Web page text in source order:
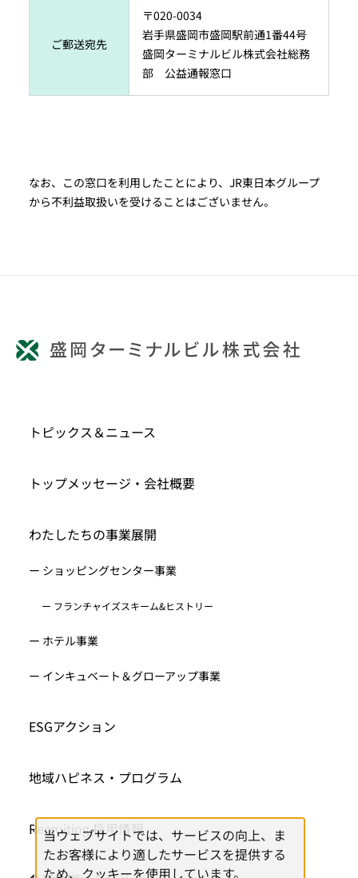
ご郵送宛先
〒020-0034
岩手県盛岡市盛岡駅前通1番44号
盛岡ターミナルビル株式会社総務
部 公益通報窓口
なお、この窓口を利用したことにより、JR東日本グループ
から不利益取扱いを受けることはございません。
トピックス＆ニュース
トップメッセージ・会社概要
わたしたちの事業展開
ー ショッピングセンター事業
ー フランチャイズスキーム&ヒストリー
ー ホテル事業
ー インキュベート＆グローアップ事業
ESGアクション
地域ハピネス・プログラム
Recruiting 採用情報
当ウェブサイトでは、サービスの向上、ま
たお客様により適したサービスを提供する
ため、クッキーを使用しています。